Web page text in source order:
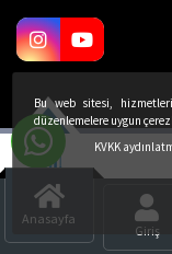
Anasayfa
Giriş
Bu web sitesi,
düzenlemelere uygun
KVKK